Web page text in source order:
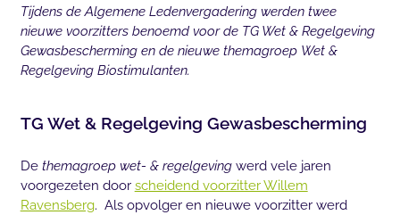
Tijdens de Algemene Ledenvergadering werden twee
nieuwe voorzitters benoemd voor de TG Wet & Regelgeving
Gewasbescherming en de nieuwe themagroep Wet &
Regelgeving Biostimulanten.
TG Wet & Regelgeving Gewasbescherming
De themagroep wet- & regelgevingwerd vele jaren
voorgezeten door scheidend voorzitter Willem
Ravensberg. Als opvolger en nieuwe voorzitter werd